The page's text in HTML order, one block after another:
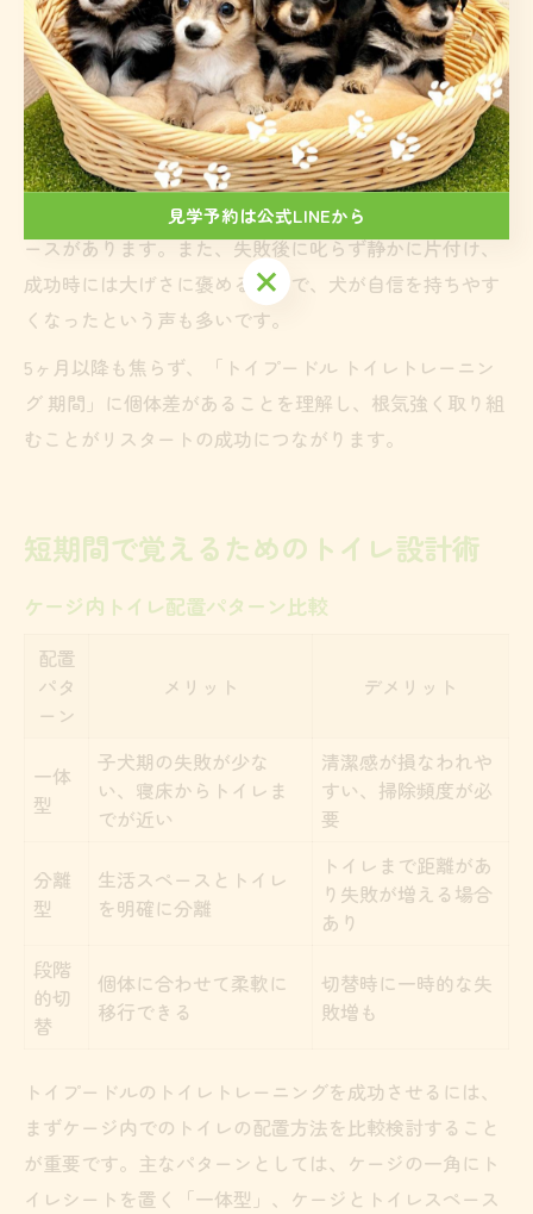
ーニング 5ヶ月」で検索される通り、この時期は一度覚
えた習慣が崩れやすい反面、リスタートが成功しやすい
時期でもあります。
具体的な成功例としては、生活リズムを見直してトイレ
のタイミングを把握し、トイレシーツの位置を犬が落ち
着ける場所に移動したことで、急に成功率が上がったケ
ースがあります。また、失敗後に叱らず静かに片付け、
成功時には大げさに褒めることで、犬が自信を持ちやす
くなったという声も多いです。
5ヶ月以降も焦らず、「トイプードル トイレトレーニン
グ 期間」に個体差があることを理解し、根気強く取り組
むことがリスタートの成功につながります。
短期間で覚えるためのトイレ設計術
ケージ内トイレ配置パターン比較
配置
パタ
ーン
メリット デメリット
一体
型
子犬期の失敗が少な
い、寝床からトイレま
でが近い
清潔感が損なわれや
すい、掃除頻度が必
要
分離
型
生活スペースとトイレ
を明確に分離
トイレまで距離があ
り失敗が増える場合
あり
段階
的切
替
個体に合わせて柔軟に
移行できる
切替時に一時的な失
敗増も
トイプードルのトイレトレーニングを成功させるには、
まずケージ内でのトイレの配置方法を比較検討すること
が重要です。主なパターンとしては、ケージの一角にト
イレシートを置く「一体型」、ケージとトイレスペース
見学予約は公式LINEから
見学予約は公式LINEから